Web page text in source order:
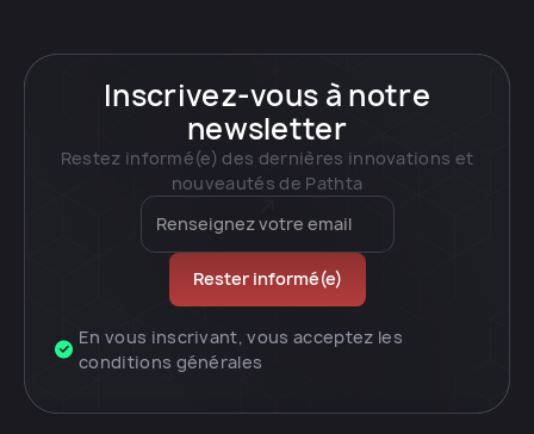
Inscrivez-vous à notre
newsletter
Restez informé(e) des dernières innovations et
nouveautés de Pathta
En vous inscrivant, vous acceptez les
conditions générales